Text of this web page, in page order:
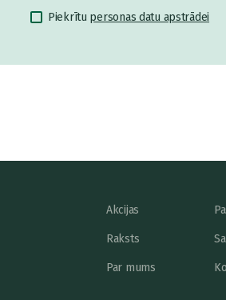
Piekrītu personas datu apstrādei
Akcijas
Raksts
Par mums